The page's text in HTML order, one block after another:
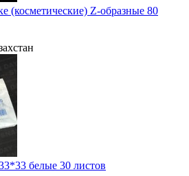
(косметические) Z-образные 80
белые 30 листов